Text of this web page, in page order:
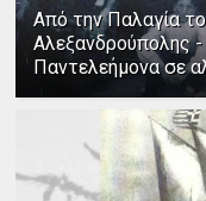
Από την Παλαγία
Αλεξανδρούπολης -
Παντελεήμονα σε